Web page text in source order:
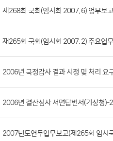
호,
분
류,
제
목,
부
서,
첨
제268회 국회(임시회 2007. 6) 업무보
재265회 국회(임시회 2007. 2) 주요업
2006년 국정감사 결과 시정 및 처리 요
2006년 결산심사 서면답변서(기상청)-
2007년도연두업무보고(제265회 임시